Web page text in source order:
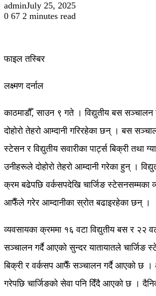
adminJuly 25, 2025
0 67 2 minutes read
फाइल तस्बिर
लक्ष्मण दर्नाल
काठमाडौँ, साउन ९ गते । विद्युतीय बस सञ्चालन
दोहोरो तेहरो आम्दानी गरिरहेका छन् । बस
स्टेसन र विद्युतीय सवारीका पार्ट्स बिक्री तथा
उनीहरूले दोहोरो तेहरो आम्दानी गरेका हुन् ।
क्रम बढेपछि वर्कसपदेखि चार्जिङ स्टेसनसम्मका
आफैँले गरेर आम्दानीका स्रोत बढाइरहेका छन् ।
व्यवसायका क्रममा १६ वटा विद्युतीय बस र २२
सञ्चालन गर्दै आएको सुन्दर यातायातले चार्जिङ
बिक्री र वर्कसप आफैँ सञ्चालन गर्दै आएको छ ।
गरेपछि चार्जिङको सेवा पनि दिँदै आएको छ ।